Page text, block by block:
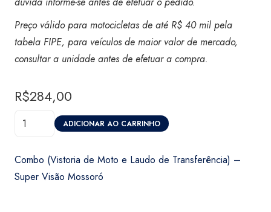
Preço válido para motocicletas de até R$ 40 mil pela
tabela FIPE, para veículos de maior valor de mercado,
consultar a unidade antes de efetuar a compra.
R$284,00
Combo
ADICIONAR AO CARRINHO
Combo (Vistoria de Moto e Laudo de Transferência) –
Super Visão Mossoró